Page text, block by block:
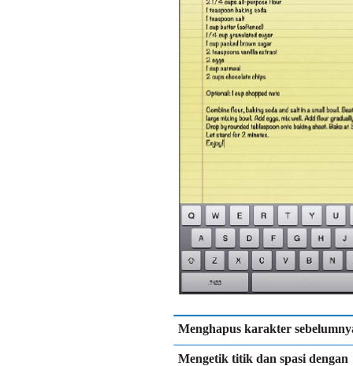
Menghapus karakter
Mengetik titik dan spasi dengan